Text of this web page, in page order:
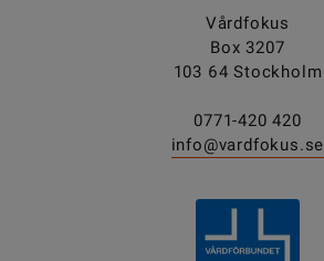
Vårdfokus
Box 3207
103 64 Stockholm
0771-420 420
info@vardfokus.se